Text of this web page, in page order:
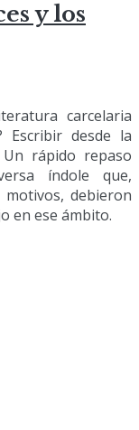
y los
carcelaria
desde la
rápido repaso
índole que,
debieron
en ese ámbito.